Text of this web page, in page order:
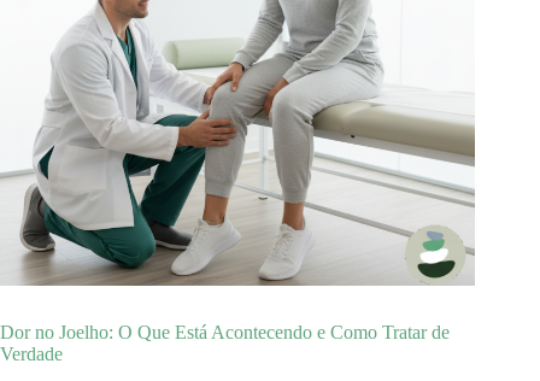
Dor no Joelho: O Que Está Acontecendo e Como Tratar de
Verdade